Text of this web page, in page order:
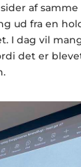
af
ud fra en
I dag vil
det er